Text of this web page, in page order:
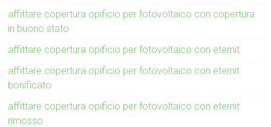
affittare copertura opificio per fotovoltaico con copertura
in buono stato
affittare copertura opificio per fotovoltaico con eternit
affittare copertura opificio per fotovoltaico con eternit
bonificato
affittare copertura opificio per fotovoltaico con eternit
rimosso